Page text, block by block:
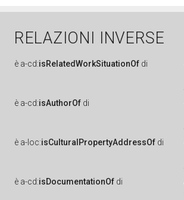
RELAZIONI INVERSE
è a-cd:isRelatedWorkSituationOf di
è a-cd:isAuthorOf di
è a-loc:isCulturalPropertyAddressOf di
è a-cd:isDocumentationOf di